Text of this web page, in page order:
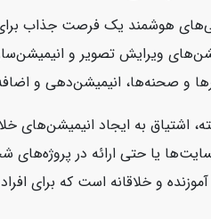
هوشمند یک فرصت جذاب برای
ویرایش تصویر و
و صحنه‌ها، انیمیشن‌دهی و
اشتیاق به ایجاد انیمیشن‌های
یا حتی ارائه در
و خلاقانه است که برای